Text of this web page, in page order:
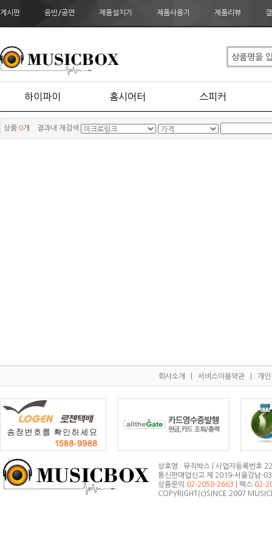
게시판 음반/공연 제품설치기 제품사용기 제품리뷰
하이파이 홈시어터 스피커
상품 0개 결과내 재검색
회사소개 서비스이용약관| 개
상호명 : 뮤직박스 | 사업자등록번호
통신판매업신고 제 2019-서울강남-
상품문의 02-2058-2663 | 팩스 02-
COPYRIGHT(c)SINCE 2007